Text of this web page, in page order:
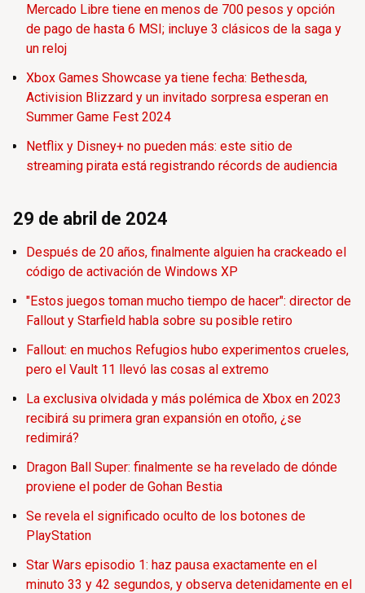
Mercado Libre tiene en menos de 700 pesos y opción
de pago de hasta 6 MSI; incluye 3 clásicos de la saga y
un reloj
Xbox Games Showcase ya tiene fecha: Bethesda,
Activision Blizzard y un invitado sorpresa esperan en
Summer Game Fest 2024
Netflix y Disney+ no pueden más: este sitio de
streaming pirata está registrando récords de audiencia
29 de abril de 2024
Después de 20 años, finalmente alguien ha crackeado el
código de activación de Windows XP
"Estos juegos toman mucho tiempo de hacer": director de
Fallout y Starfield habla sobre su posible retiro
Fallout: en muchos Refugios hubo experimentos crueles,
pero el Vault 11 llevó las cosas al extremo
La exclusiva olvidada y más polémica de Xbox en 2023
recibirá su primera gran expansión en otoño, ¿se
redimirá?
Dragon Ball Super: finalmente se ha revelado de dónde
proviene el poder de Gohan Bestia
Se revela el significado oculto de los botones de
PlayStation
Star Wars episodio 1: haz pausa exactamente en el
minuto 33 y 42 segundos, y observa detenidamente en el